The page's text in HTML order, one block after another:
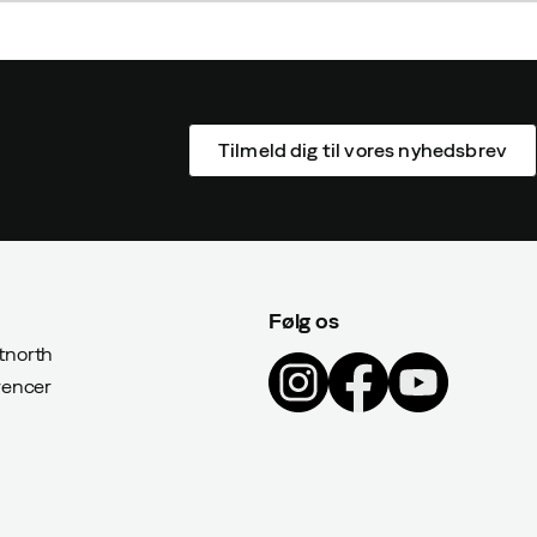
Tilmeld dig til vores nyhedsbrev
Følg os